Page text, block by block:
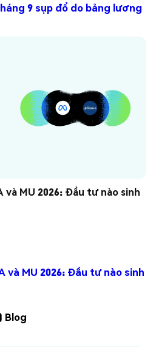
9 sụp đổ do bảng lương
và MU 2026: Đầu tư nào sinh
và MU 2026: Đầu tư nào sinh
Blog